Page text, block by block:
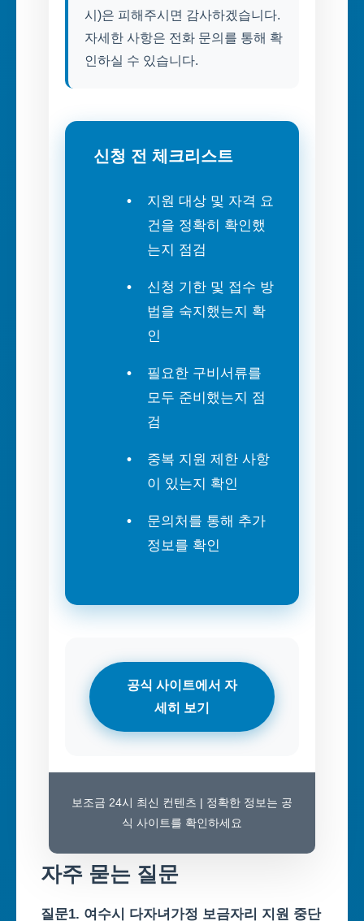
시)은 피해주시면 감사하겠습니다.
자세한 사항은 전화 문의를 통해 확
인하실 수 있습니다.
신청 전 체크리스트
지원 대상 및 자격 요
건을 정확히 확인했
는지 점검
신청 기한 및 접수 방
법을 숙지했는지 확
인
필요한 구비서류를
모두 준비했는지 점
검
중복 지원 제한 사항
이 있는지 확인
문의처를 통해 추가
정보를 확인
공식 사이트에서 자
세히 보기
보조금 24시 최신 컨텐츠 | 정확한 정보는 공
식 사이트를 확인하세요
자주 묻는 질문
질문1. 여수시 다자녀가정 보금자리 지원 중단